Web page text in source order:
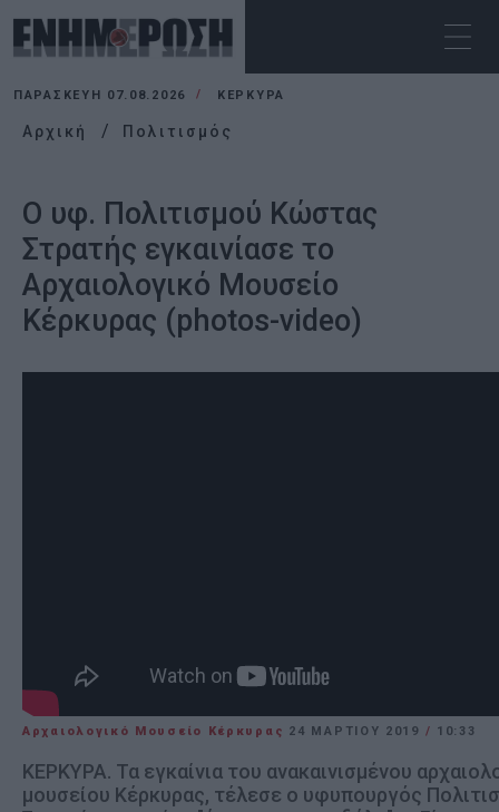
ΠΑΡΑΣΚΕΥΉ 07.08.2026 ΚΕΡΚΥΡΑ
Αρχική Πολιτισμός
Ο υφ. Πολιτισμού Κώστας
Στρατής εγκαινίασε το
Αρχαιολογικό Μουσείο
Κέρκυρας (photos-video)
Αρχαιολογικό Μουσείο Κέρκυρας 24 ΜΑΡΤΊΟΥ 2019 / 10:33
ΚΕΡΚΥΡΑ. Τα εγκαίνια του ανακαινισμένου
μουσείου Κέρκυρας, τέλεσε ο υφυπουργός